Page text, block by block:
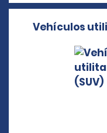
Vehículos